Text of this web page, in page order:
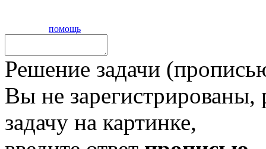
помощь
Решение задачи
Вы не
задачу на картинке,